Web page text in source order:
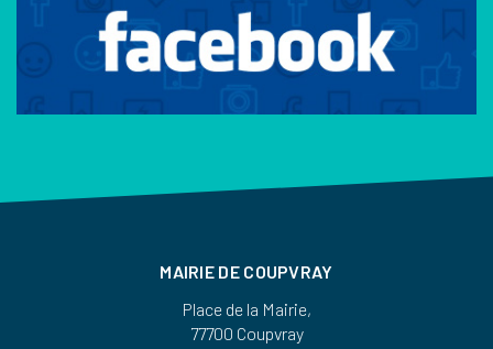
MAIRIE DE COUPVRAY
Place de la Mairie,
77700 Coupvray